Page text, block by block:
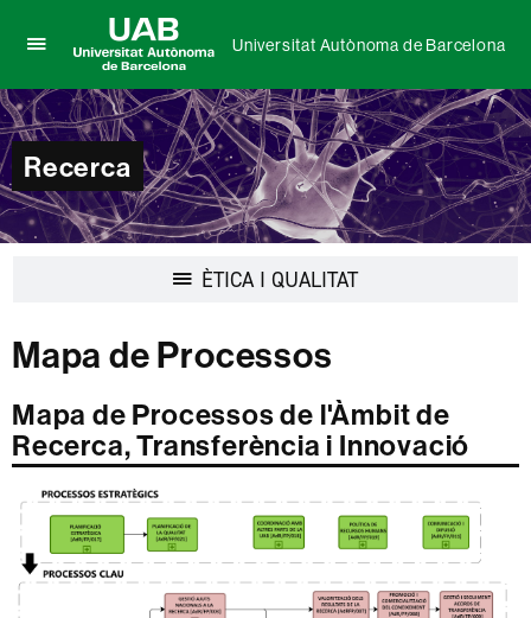
per
desplegar
el
menú
de
Universitat
Autònoma
Universitat
Autònoma
Barcelona
Universitat Autònoma de Barcelona
Recerca
ÈTICA I QUALITATDesplegar
Mapa de Processos
Mapa de Processos de l'Àmbit de
Recerca, Transferència i Innovació